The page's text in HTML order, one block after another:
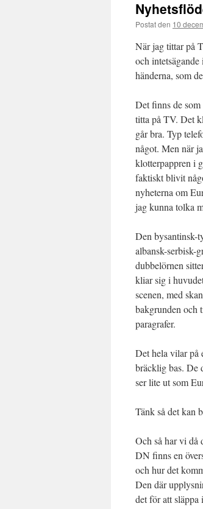
Postat den 10
När jag tittar på
och
händerna, som
Det finns de
titta på TV. Det
går bra. Typ
något. Men när
klotterpappren i
faktiskt blivit
nyheterna om
jag kunna tolka
Den bysantinsk-
albansk-serbisk-
dubbelörnen
kliar sig i
scenen, med
bakgrunden och
paragrafer.
Det hela vilar på
bräcklig bas. De
ser lite ut som
Tänk så det kan
Och så har vi då
DN finns en
och hur det
Den där
det för att släppa